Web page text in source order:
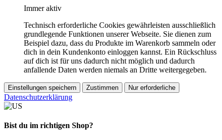
Immer aktiv
Technisch erforderliche Cookies gewährleisten ausschließlich
grundlegende Funktionen unserer Webseite. Sie dienen zum
Beispiel dazu, dass du Produkte im Warenkorb sammeln oder
dich in dein Kundenkonto einloggen kannst. Ein Rückschluss
auf dich ist für uns dadurch nicht möglich und dadurch
anfallende Daten werden niemals an Dritte weitergegeben.
Einstellungen speichern Zustimmen Nur erforderliche
Datenschutzerklärung
Bist du im richtigen Shop?